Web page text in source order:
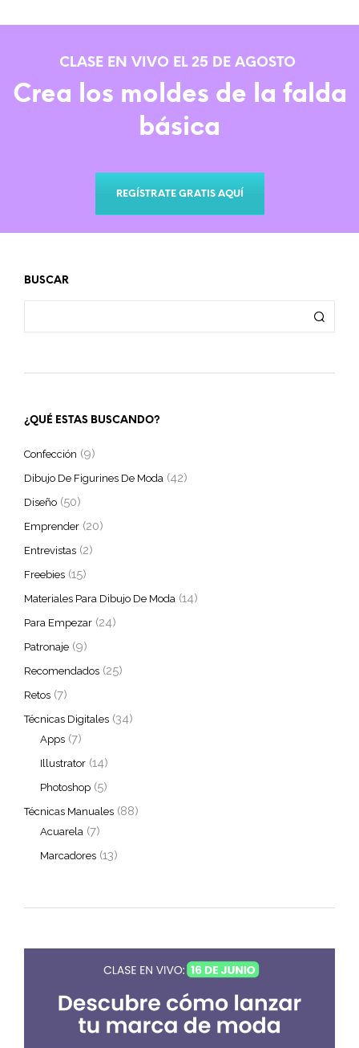
CLASE EN VIVO EL 25 DE AGOSTO
Crea los moldes de la falda
básica
REGÍSTRATE GRATIS AQUÍ
BUSCAR
¿QUÉ ESTAS BUSCANDO?
Confección (9)
Dibujo De Figurines De Moda (42)
Diseño (50)
Emprender (20)
Entrevistas (2)
Freebies (15)
Materiales Para Dibujo De Moda (14)
Para Empezar (24)
Patronaje (9)
Recomendados (25)
Retos (7)
Técnicas Digitales (34)
Apps (7)
Illustrator (14)
Photoshop (5)
Técnicas Manuales (88)
Acuarela (7)
Marcadores (13)